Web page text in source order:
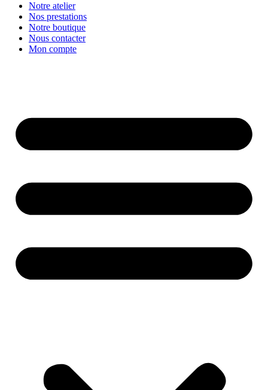
Notre atelier
Nos prestations
Notre boutique
Nous contacter
Mon compte